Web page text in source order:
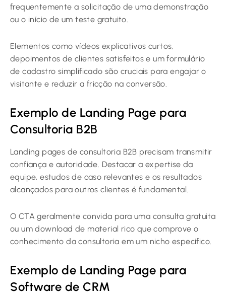
frequentemente a solicitação de uma demonstração
ou o início de um teste gratuito.
Elementos como vídeos explicativos curtos,
depoimentos de clientes satisfeitos e um formulário
de cadastro simplificado são cruciais para engajar o
visitante e reduzir a fricção na conversão.
Exemplo de Landing Page para
Consultoria B2B
Landing pages de consultoria B2B precisam transmitir
confiança e autoridade. Destacar a expertise da
equipe, estudos de caso relevantes e os resultados
alcançados para outros clientes é fundamental.
O CTA geralmente convida para uma consulta gratuita
ou um download de material rico que comprove o
conhecimento da consultoria em um nicho específico.
Exemplo de Landing Page para
Software de CRM